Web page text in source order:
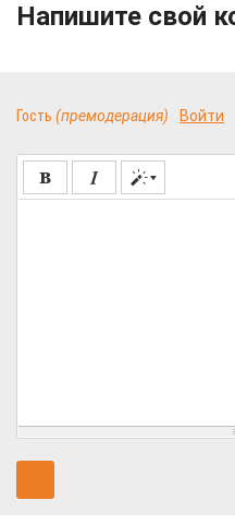
Напишите свой
Гость (премодерация) Войти